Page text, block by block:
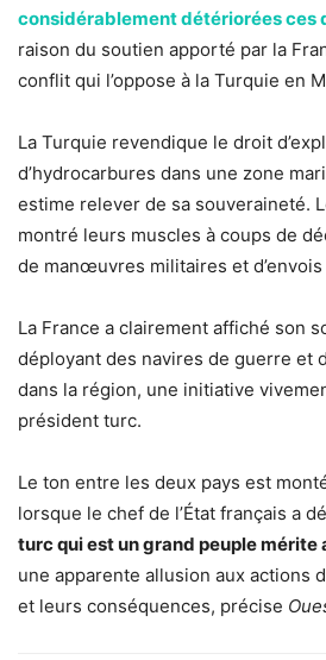
considérablement détériorées ces
raison du soutien apporté par la
conflit qui l’oppose à la Turquie en
La Turquie revendique le droit
d’hydrocarbures dans une zone
estime relever de sa souveraineté.
montré leurs muscles à coups de
de manœuvres militaires et
La France a clairement affiché son
déployant des navires de guerre et
dans la région, une initiative
président turc.
Le ton entre les deux pays est
lorsque le chef de l’État français a
turc qui est un grand peuple mérite
une apparente allusion aux actions
et leurs conséquences, précise